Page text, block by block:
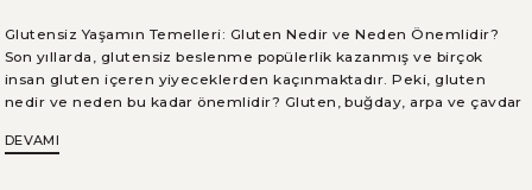
Glutensiz Yaşamın Temelleri: Gluten Nedir ve Neden Önemlidir?
Son yıllarda, glutensiz beslenme popülerlik kazanmış ve birçok
insan gluten içeren yiyeceklerden kaçınmaktadır. Peki, gluten
nedir ve neden bu kadar önemlidir? Gluten, buğday, arpa ve çavdar
yazısında, glutenin yapısı ve bileşenleri, sağlık üzerindeki etkileri,
DEVAMI